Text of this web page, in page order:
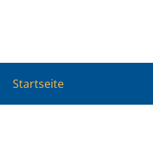
Startseite